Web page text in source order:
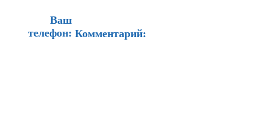
Ваш
телефон: Комментарий: